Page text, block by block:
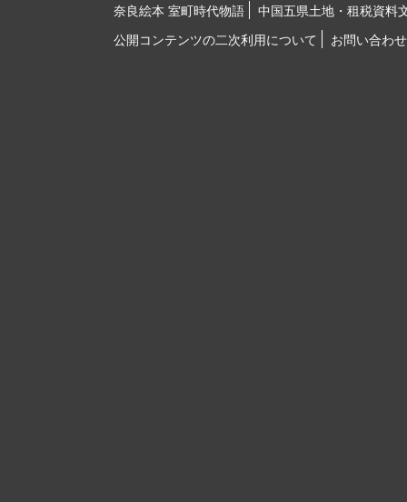
奈良絵本 室町時代物語
中国五県土地・租税資料
公開コンテンツの二次利用について
お問い合わせ